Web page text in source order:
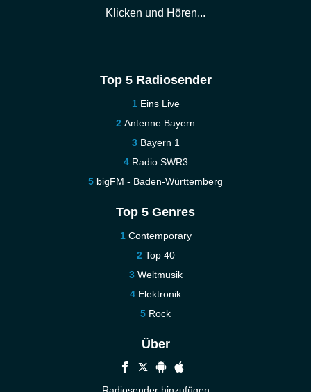
Klicken und Hören...
Top 5 Radiosender
Eins Live
Antenne Bayern
Bayern 1
Radio SWR3
bigFM - Baden-Württemberg
Top 5 Genres
Contemporary
Top 40
Weltmusik
Elektronik
Rock
Über